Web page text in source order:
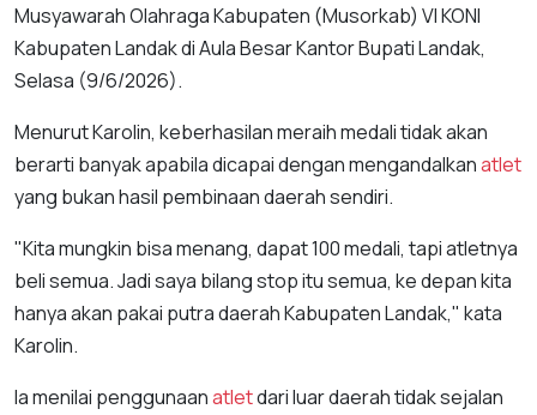
Musyawarah Olahraga Kabupaten (Musorkab) VI KONI
Kabupaten Landak di Aula Besar Kantor Bupati Landak,
Selasa (9/6/2026).
Menurut Karolin, keberhasilan meraih medali tidak akan
berarti banyak apabila dicapai dengan mengandalkanatlet
yang bukan hasil pembinaan daerah sendiri.
"Kita mungkin bisa menang, dapat 100 medali, tapi atletnya
beli semua. Jadi saya bilang stop itu semua, ke depan kita
hanya akan pakai putra daerah Kabupaten Landak," kata
Karolin.
Ia menilai penggunaanatletdari luar daerah tidak sejalan